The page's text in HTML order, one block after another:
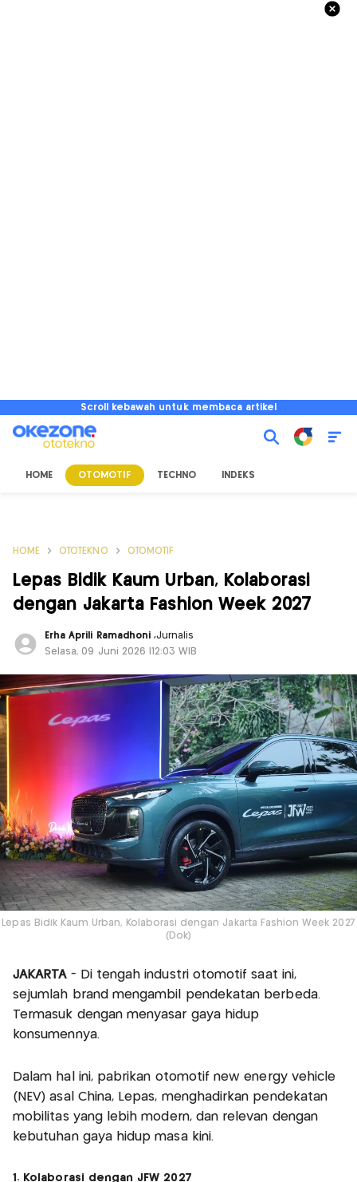
Scroll kebawah untuk membaca artikel
HOME OTOMOTIF TECHNO INDEKS
HOME OTOTEKNO OTOMOTIF
Lepas Bidik Kaum Urban, Kolaborasi
dengan Jakarta Fashion Week 2027
Erha Aprili Ramadhoni,Jurnalis
Selasa, 09 Juni 2026 |12:03 WIB
Lepas Bidik Kaum Urban, Kolaborasi dengan Jakarta Fashion Week 2027
(Dok)
JAKARTA - Di tengah industri otomotif saat ini,
sejumlah brand mengambil pendekatan berbeda.
Termasuk dengan menyasar gaya hidup
konsumennya.
Dalam hal ini, pabrikan otomotif new energy vehicle
(NEV) asal China, Lepas, menghadirkan pendekatan
mobilitas yang lebih modern, dan relevan dengan
kebutuhan gaya hidup masa kini.
1. Kolaborasi dengan JFW 2027